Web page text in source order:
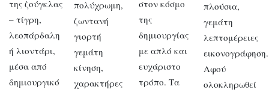
της ζούγκλας
– τίγρη,
λεοπάρδαλη
ή λιοντάρι,
μέσα από
δημιουργικό
πολύχρωμη,
ζωντανή
γιορτή
γεμάτη
κίνηση,
χαρακτήρες
στον κόσμο
της
δημιουργίας
με απλό και
ευχάριστο
τρόπο. Τα
πλούσια,
γεμάτη
λεπτομέρειες
εικονογράφηση.
Αφού
ολοκληρωθεί